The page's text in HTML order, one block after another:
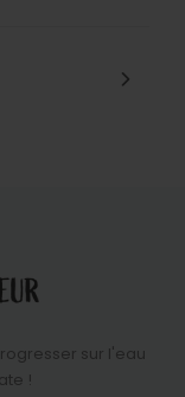
sur l'eau
!